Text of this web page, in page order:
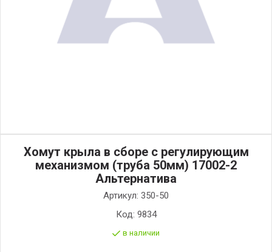
Хомут крыла в сборе с регулирующим
механизмом (труба 50мм) 17002-2
Альтернатива
Артикул: 350-50
Код: 9834
в наличии